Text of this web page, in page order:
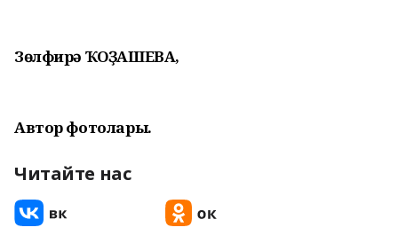
Зөлфирә ҠОҘАШЕВА,
Автор фотолары.
Читайте нас